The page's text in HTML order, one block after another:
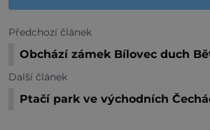
Předchozí článek
Obchází zámek Bílovec duch
Další článek
Ptačí park ve východních